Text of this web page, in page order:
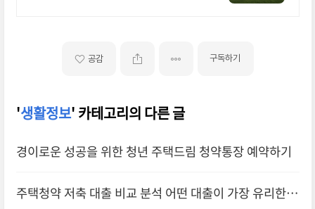
공감 구독하기
'생활정보' 카테고리의 다른 글
경이로운 성공을 위한 청년 주택드림 청약통장 예약하기
주택청약 저축 대출 비교 분석 어떤 대출이 가장 유리한